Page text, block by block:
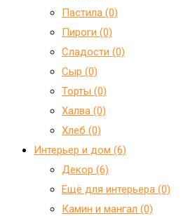
Пастила (0)
Пироги (0)
Сладости (0)
Сыр (0)
Торты (0)
Халва (0)
Хлеб (0)
Интерьер и дом (6)
Декор (6)
Ещё для интерьера (0)
Камин и мангал (0)